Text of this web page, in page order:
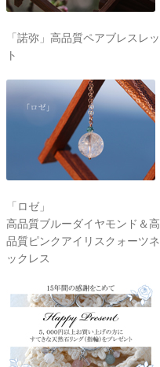
「諾弥」高品質ペアブレスレッ
ト
「ロゼ」
高品質ブルーダイヤモンド＆高
品質ピンクアイリスクォーツネ
ックレス